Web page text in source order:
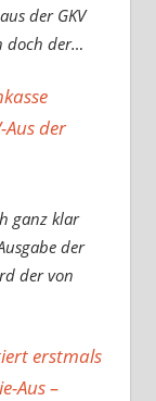
der GKV
doch der…
der
ganz klar
der
der von
erstmals
Aus –